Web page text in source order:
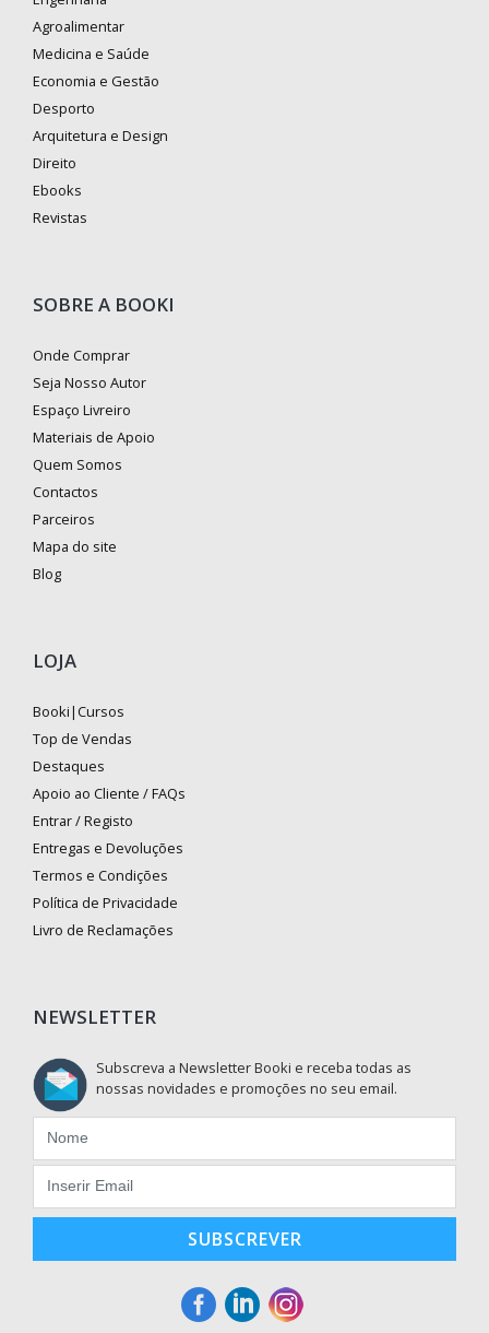
Agroalimentar
Medicina e Saúde
Economia e Gestão
Desporto
Arquitetura e Design
Direito
Ebooks
Revistas
SOBRE A BOOKI
Onde Comprar
Seja Nosso Autor
Espaço Livreiro
Materiais de Apoio
Quem Somos
Contactos
Parceiros
Mapa do site
Blog
LOJA
Booki|Cursos
Top de Vendas
Destaques
Apoio ao Cliente / FAQs
Entrar / Registo
Entregas e Devoluções
Termos e Condições
Política de Privacidade
Livro de Reclamações
NEWSLETTER
Subscreva a Newsletter Booki e receba todas as
nossas novidades e promoções no seu email.
SUBSCREVER